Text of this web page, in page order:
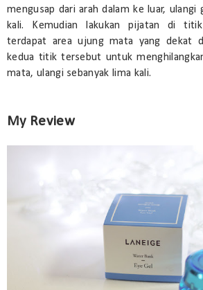
mengusap dari arah dalam ke luar, ulangi
kali. Kemudian lakukan pijatan di
terdapat area ujung mata yang dekat
kedua titik tersebut untuk
mata, ulangi sebanyak lima kali.
My Review